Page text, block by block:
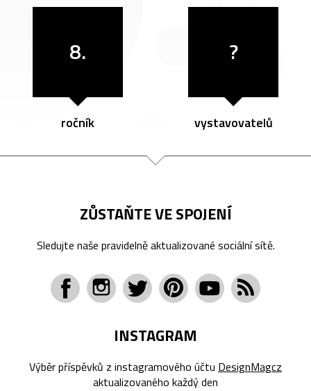
8.
ročník
?
vystavovatelů
ZŮSTAŇTE VE SPOJENÍ
Sledujte naše pravidelně aktualizované sociální sítě.
INSTAGRAM
Výběr příspěvků z instagramového účtu DesignMagcz
aktualizovaného každý den